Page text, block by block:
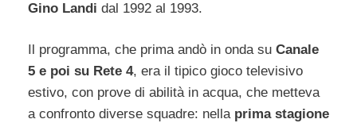
Gino Landi dal 1992 al 1993.
Il programma, che prima andò in onda su Canale
5 e poi su Rete 4, era il tipico gioco televisivo
estivo, con prove di abilità in acqua, che metteva
a confronto diverse squadre: nella prima stagione